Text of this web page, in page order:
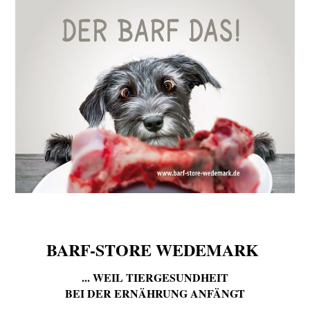
BARF-STORE WEDEMARK
... WEIL TIERGESUNDHEIT
BEI DER ERNÄHRUNG ANFÄNGT